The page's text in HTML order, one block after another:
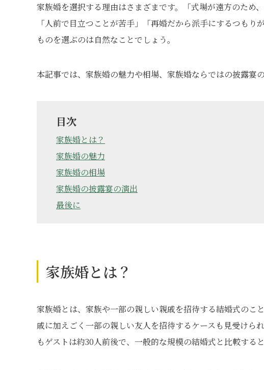
家族婚を選択する理由はさまざまです。「式場が遠方のため
「人前で目立つことが苦手」「再婚だから派手にするつも
ものを選ぶのは自然なことでしょう。
本記事では、家族婚の魅力や相場、家族婚ならではの披露宴
目次
家族婚とは？
家族婚の魅力
家族婚の相場
家族婚の披露宴の演出
最後に
家族婚とは？
家族婚とは、家族や一部の親しい親戚を招待する結婚式のこ
戚に加えごく一部の親しい友人を招待するケースも見受けら
もゲストは約30人前後で、一般的な規模の結婚式と比較する